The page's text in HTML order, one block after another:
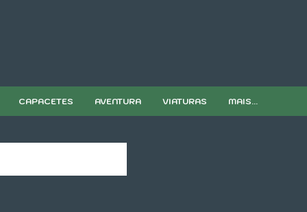
CAPACETES AVENTURA VIATURAS MAIS...